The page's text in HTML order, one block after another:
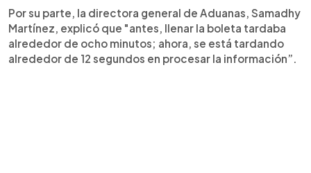
Por su parte, la directora general de Aduanas, Samadhy
Martínez, explicó que "antes, llenar la boleta tardaba
alrededor de ocho minutos; ahora, se está tardando
alrededor de 12 segundos en procesar la información”.